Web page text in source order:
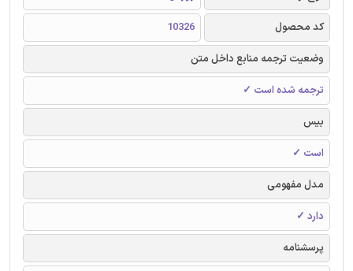
کد محصول
10326
وضعیت ترجمه منابع داخل متن
ترجمه شده است ✓
بیس
است ✓
مدل مفهومی
دارد ✓
پرسشنامه